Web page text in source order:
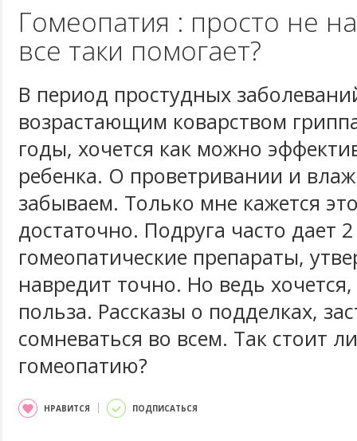
Гомеопатия : просто не
все таки помогает?
В период простудных
возрастающим коварством
годы, хочется как можно
ребенка. О проветривании и
забываем. Только мне кажется
достаточно. Подруга часто дает
гомеопатические препараты,
навредит точно. Но ведь
польза. Рассказы о подделках,
сомневаться во всем. Так стоит
гомеопатию?
НРАВИТСЯ ПОДПИСАТЬСЯ